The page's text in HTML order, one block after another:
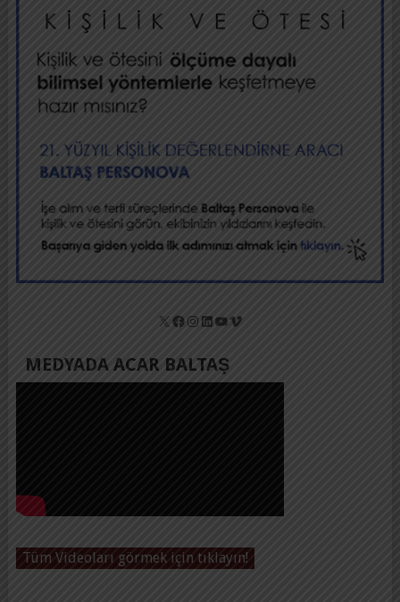
X Facebook
Instagram
LinkedIn
YouTube
Vimeo
MEDYADA ACAR BALTAŞ
Tüm Videoları görmek için tıklayın!